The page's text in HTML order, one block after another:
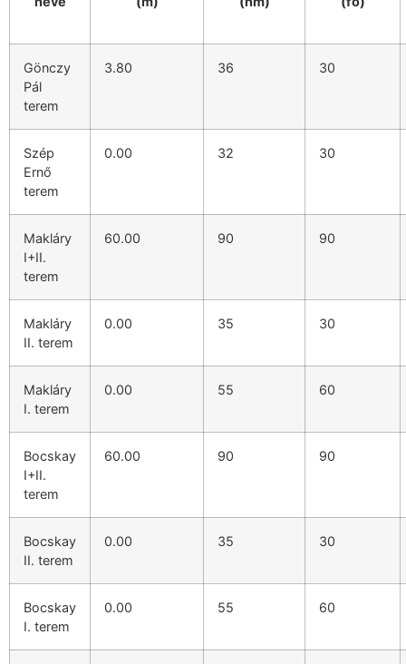
Gönczy
Pál
terem
3.80 36 30
Szép
Ernő
terem
0.00 32 30
Makláry
I+II.
terem
60.00 90 90
Makláry
II. terem
0.00 35 30
Makláry
I. terem
0.00 55 60
Bocskay
I+II.
terem
60.00 90 90
Bocskay
II. terem
0.00 35 30
Bocskay
I. terem
0.00 55 60